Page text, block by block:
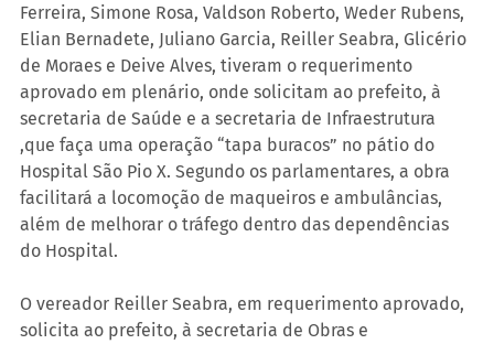
Ferreira, Simone Rosa, Valdson Roberto, Weder Rubens,
Elian Bernadete, Juliano Garcia, Reiller Seabra, Glicério
de Moraes e Deive Alves, tiveram o requerimento
aprovado em plenário, onde solicitam ao prefeito, à
secretaria de Saúde e a secretaria de Infraestrutura
,que faça uma operação “tapa buracos” no pátio do
Hospital São Pio X. Segundo os parlamentares, a obra
facilitará a locomoção de maqueiros e ambulâncias,
além de melhorar o tráfego dentro das dependências
do Hospital.
O vereador Reiller Seabra, em requerimento aprovado,
solicita ao prefeito, à secretaria de Obras e